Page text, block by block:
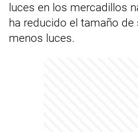
luces en los mercadillos
ha reducido el tamaño de
menos luces.